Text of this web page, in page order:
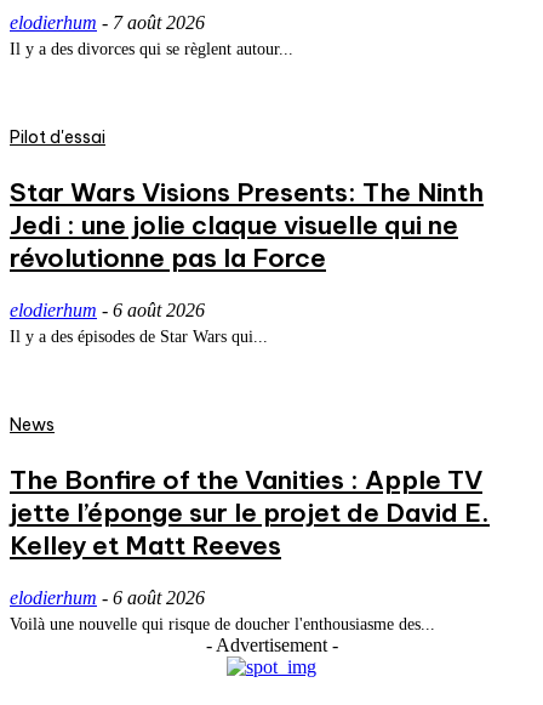
elodierhum - 7 août 2026
Il y a des divorces qui se règlent autour...
Pilot d'essai
Star Wars Visions Presents: The Ninth
Jedi : une jolie claque visuelle qui ne
révolutionne pas la Force
elodierhum - 6 août 2026
Il y a des épisodes de Star Wars qui...
News
The Bonfire of the Vanities : Apple TV
jette l’éponge sur le projet de David E.
Kelley et Matt Reeves
elodierhum - 6 août 2026
Voilà une nouvelle qui risque de doucher l'enthousiasme des...
- Advertisement -